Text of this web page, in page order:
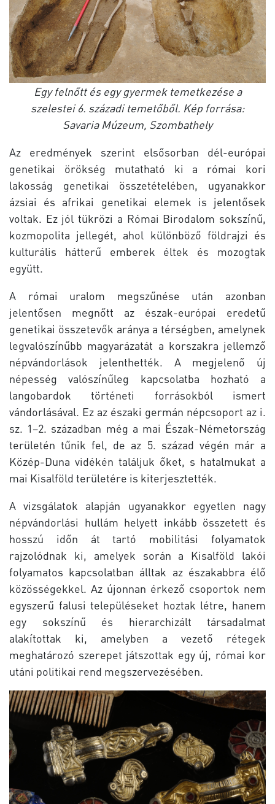
Egy felnőtt és egy gyermek temetkezése a
szelestei 6. századi temetőből. Kép forrása:
Savaria Múzeum, Szombathely
Az eredmények szerint elsősorban dél-európai
genetikai örökség mutatható ki a római kori
lakosság genetikai összetételében, ugyanakkor
ázsiai és afrikai genetikai elemek is jelentősek
voltak. Ez jól tükrözi a Római Birodalom sokszínű,
kozmopolita jellegét, ahol különböző földrajzi és
kulturális hátterű emberek éltek és mozogtak
együtt.
A római uralom megszűnése után azonban
jelentősen megnőtt az észak-európai eredetű
genetikai összetevők aránya a térségben, amelynek
legvalószínűbb magyarázatát a korszakra jellemző
népvándorlások jelenthették. A megjelenő új
népesség valószínűleg kapcsolatba hozható a
langobardok történeti forrásokból ismert
vándorlásával. Ez az északi germán népcsoport az i.
sz. 1–2. században még a mai Észak-Németország
területén tűnik fel, de az 5. század végén már a
Közép-Duna vidékén találjuk őket, s hatalmukat a
mai Kisalföld területére is kiterjesztették.
A vizsgálatok alapján ugyanakkor egyetlen nagy
népvándorlási hullám helyett inkább összetett és
hosszú időn át tartó mobilitási folyamatok
rajzolódnak ki, amelyek során a Kisalföld lakói
folyamatos kapcsolatban álltak az északabbra élő
közösségekkel. Az újonnan érkező csoportok nem
egyszerű falusi településeket hoztak létre, hanem
egy sokszínű és hierarchizált társadalmat
alakítottak ki, amelyben a vezető rétegek
meghatározó szerepet játszottak egy új, római kor
utáni politikai rend megszervezésében.